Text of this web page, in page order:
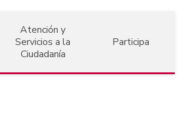
Atención y
Servicios a la
Ciudadanía
Participa